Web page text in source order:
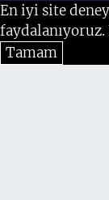
En iyi site
Tamam